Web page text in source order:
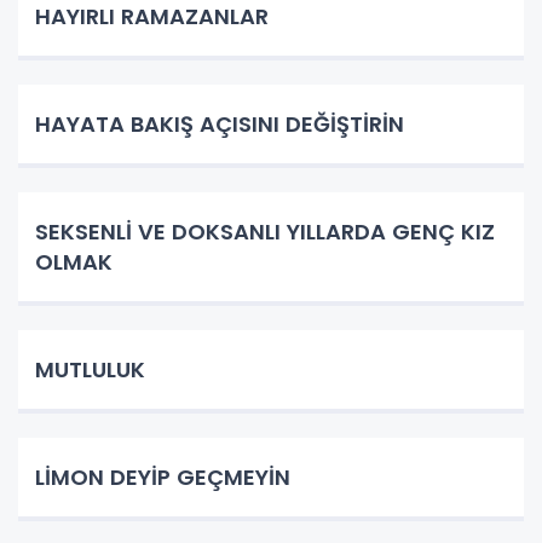
HAYIRLI RAMAZANLAR
HAYATA BAKIŞ AÇISINI DEĞİŞTİRİN
SEKSENLİ VE DOKSANLI YILLARDA GENÇ KIZ
OLMAK
MUTLULUK
LİMON DEYİP GEÇMEYİN